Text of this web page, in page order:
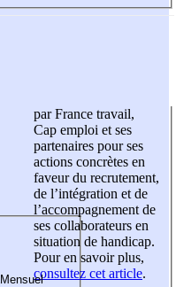
par France travail,
Cap emploi et ses
partenaires pour ses
actions concrètes en
faveur du recrutement,
de l’intégration et de
l’accompagnement de
ses collaborateurs en
situation de handicap.
Pour en savoir plus,
consultez cet article.